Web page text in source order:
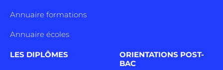
Annuaire formations
Annuaire écoles
LES DIPLÔMES
ORIENTATIONS POST-
BAC